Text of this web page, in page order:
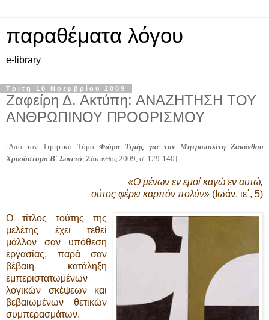
παραθέματα λόγου
e-library
Τρίτη 10 Νοεμβρίου 2009
Ζαφείρη Δ. Ακτύπη: ΑΝΑΖΗΤΗΣΗ ΤΟΥ
ΑΝΘΡΩΠΙΝΟΥ ΠΡΟΟΡΙΣΜΟΥ
[Από τον Τιμητικό Τόμο Φιόρα Τιμής για τον Μητροπολίτη Ζακύνθου
Χρυσόστομο Β΄ Συνετό , Ζάκυνθος 2009, σ. 129-140]
«Ο μένων εν εμοί καγώ εν αυτώ,
ούτος φέρει καρπόν πολύν» (Ιωάν. ιε΄, 5)
Ο τίτλος τούτης της
μελέτης έχει τεθεί
μάλλον σαν υπόθεση
εργασίας, παρά σαν
βέβαιη κατάληξη
εμπεριστατωμένων
λογικών σκέψεων και
βεβαιωμένων θετικών
συμπερασμάτων.